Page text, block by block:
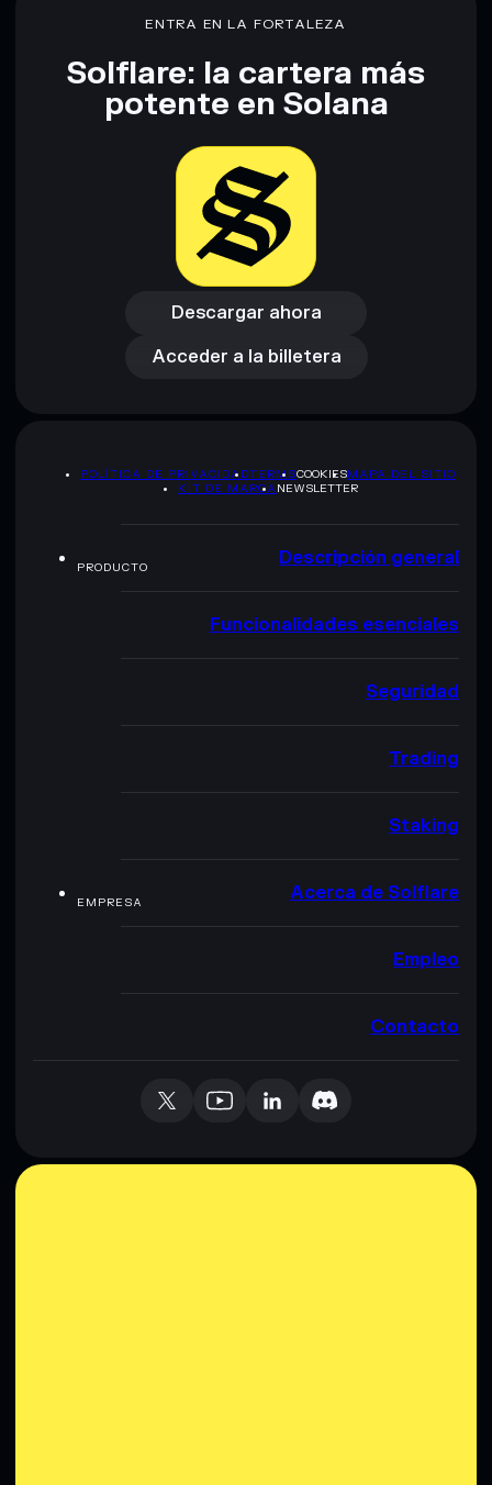
ENTRA EN LA FORTALEZA
Solflare: la cartera más
potente en Solana
Descargar ahora
Descargar ahora
Acceder a la billetera
Acceder a la billetera
POLÍTICA DE PRIVACIDADTERMSCOOKIESMAPA DEL SITIO
KIT DE MARCA NEWSLETTER
PRODUCTO Descripción general
Funcionalidades esenciales
Seguridad
Trading
Staking
EMPRESA Acerca de Solflare
Empleo
Contacto